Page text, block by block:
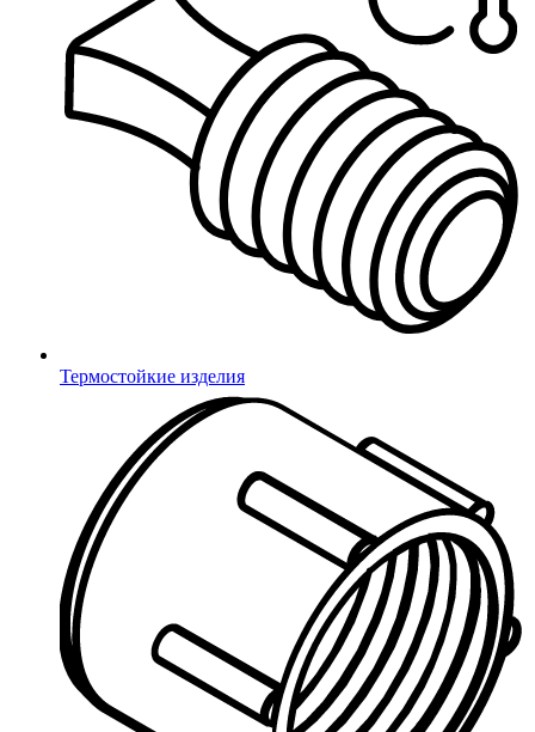
Термостойкие изделия
В Миниворкс большая часть представленного товаравсегда в
наличии. У нас вы всегда можете
бесплатно получить
образцы
. Миниворкс поддерживает постоянные складские
запасы для клиентов, покупающих на регулярной основе. Мы
работаем с крупнейшими межрегиональными транспортными
компаниями. Заказы по России
отправляем каждый будний
, и делаем это в день обращения.
Мы реагируем на ваши запросы квалифицированно и быстро.
Автоматизация процессов закупки и поддержания складских
остатков уменьшает стоимость продукции. Работаем от
розницы до крупного опта, цены всегда актуальны.
Поддерживаем складские запасы
Предоставляем бесплатные образцы
Работаем от розницы до крупного опта
Отправляем продукцию в день заказа,
каждый будний день